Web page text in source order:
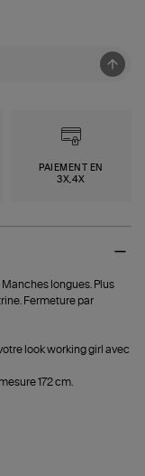
PAIEMENT EN
3X,4X
longues. Plus
Fermeture par
look working girl avec
172 cm.